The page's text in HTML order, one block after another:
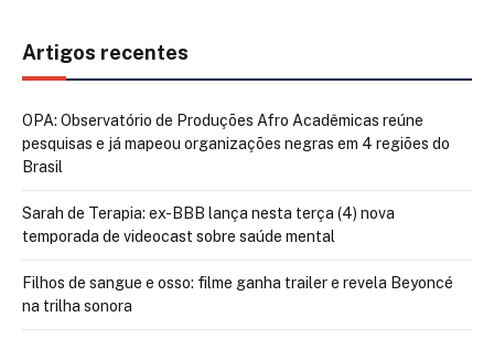
Artigos recentes
OPA: Observatório de Produções Afro Acadêmicas reúne
pesquisas e já mapeou organizações negras em 4 regiões do
Brasil
Sarah de Terapia: ex-BBB lança nesta terça (4) nova
temporada de videocast sobre saúde mental
Filhos de sangue e osso: filme ganha trailer e revela Beyoncé
na trilha sonora